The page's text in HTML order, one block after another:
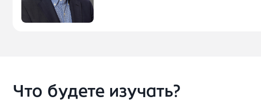
Что будете изучать?